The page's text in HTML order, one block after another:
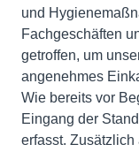
und
Fachgeschäften
getroffen, um
angenehmes
Wie bereits vor
Eingang der
erfasst. Zusätzlich